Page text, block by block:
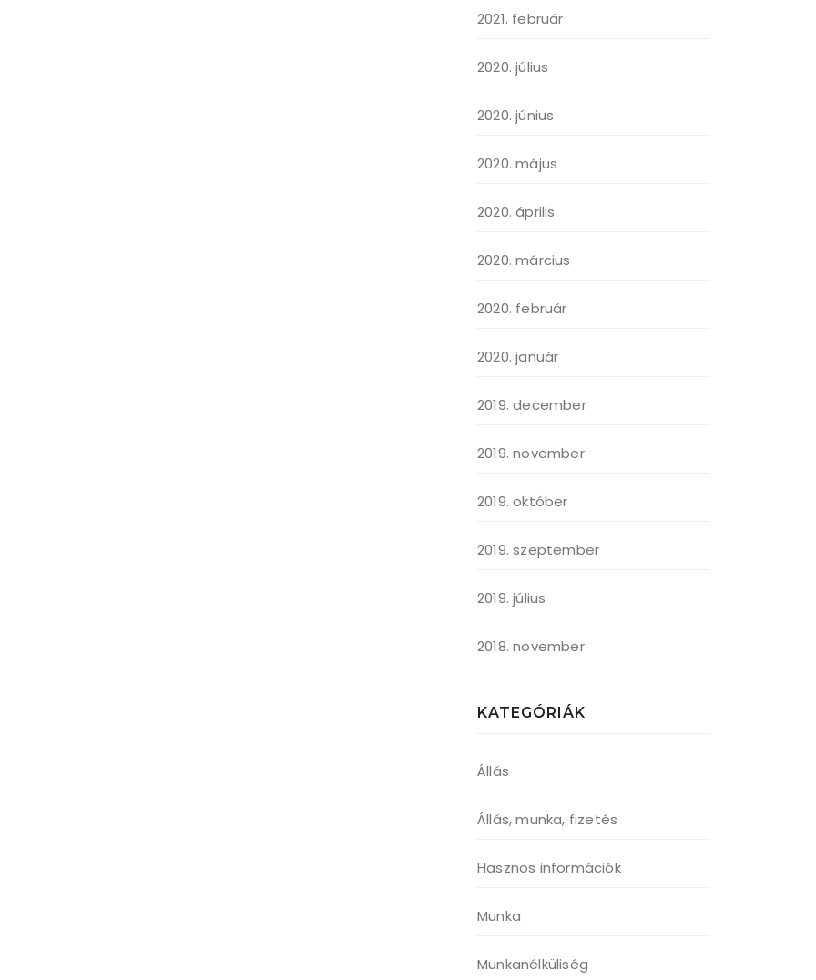
2021. február
2020. július
2020. június
2020. május
2020. április
2020. március
2020. február
2020. január
2019. december
2019. november
2019. október
2019. szeptember
2019. július
2018. november
KATEGÓRIÁK
Állás
Állás, munka, fizetés
Hasznos információk
Munka
Munkanélküliség